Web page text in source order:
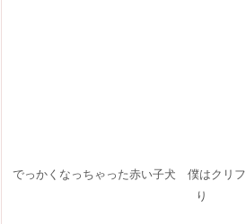
でっかくなっちゃった赤い子犬 僕はクリ
り